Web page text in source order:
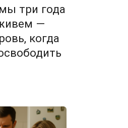
три года
—
когда